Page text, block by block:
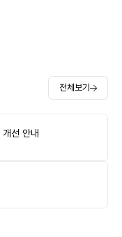
전체보기
선 안내